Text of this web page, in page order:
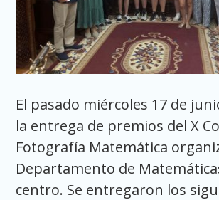
El pasado miércoles 17 de
la entrega de premios del X
Fotografía Matemática
Departamento de
centro. Se entregaron los